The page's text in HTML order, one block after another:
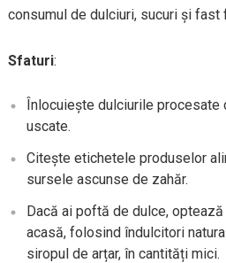
consumul de dulciuri, sucuri și fast
Sfaturi:
Înlocuiește dulciurile procesate
uscate.
Citește etichetele produselor
sursele ascunse de zahăr.
Dacă ai poftă de dulce,
acasă, folosind îndulcitori
siropul de arțar, în cantități mici.